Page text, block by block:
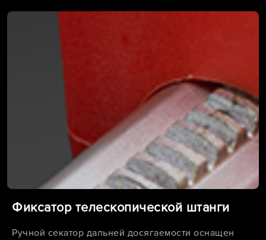
Фиксатор телескопической штанги
Ручной секатор дальней досягаемости оснащен